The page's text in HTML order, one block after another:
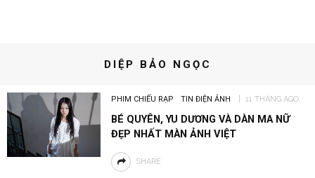
DIỆP BẢO NGỌC
PHIM CHIẾU RẠP TIN ĐIỆN ẢNH 11 THÁNG AGO
BÉ QUYÊN, YU DƯƠNG VÀ DÀN MA NỮ
ĐẸP NHẤT MÀN ẢNH VIỆT
SHARE